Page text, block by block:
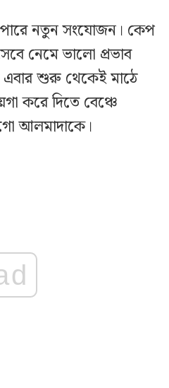
নতুন সংযোজন। কেপ
নেমে ভালো প্রভাব
এবার শুরু থেকেই মাঠে
করে দিতে বেঞ্চে
আলমাদাকে।